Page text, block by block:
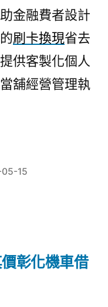
金融費者設計
刷卡換現省去
供客製化個人
舖經營管理執
15
彰化機車借